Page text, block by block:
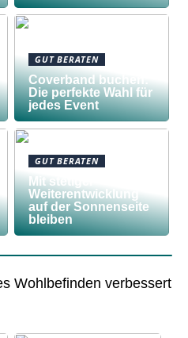
GUT BERATEN
Coverband buchen:
Die perfekte Wahl für
jedes Event
GUT BERATEN
Mit stetiger
Weiterentwicklung
auf der Sonnenseite
bleiben
Wohlbefinden verbessert